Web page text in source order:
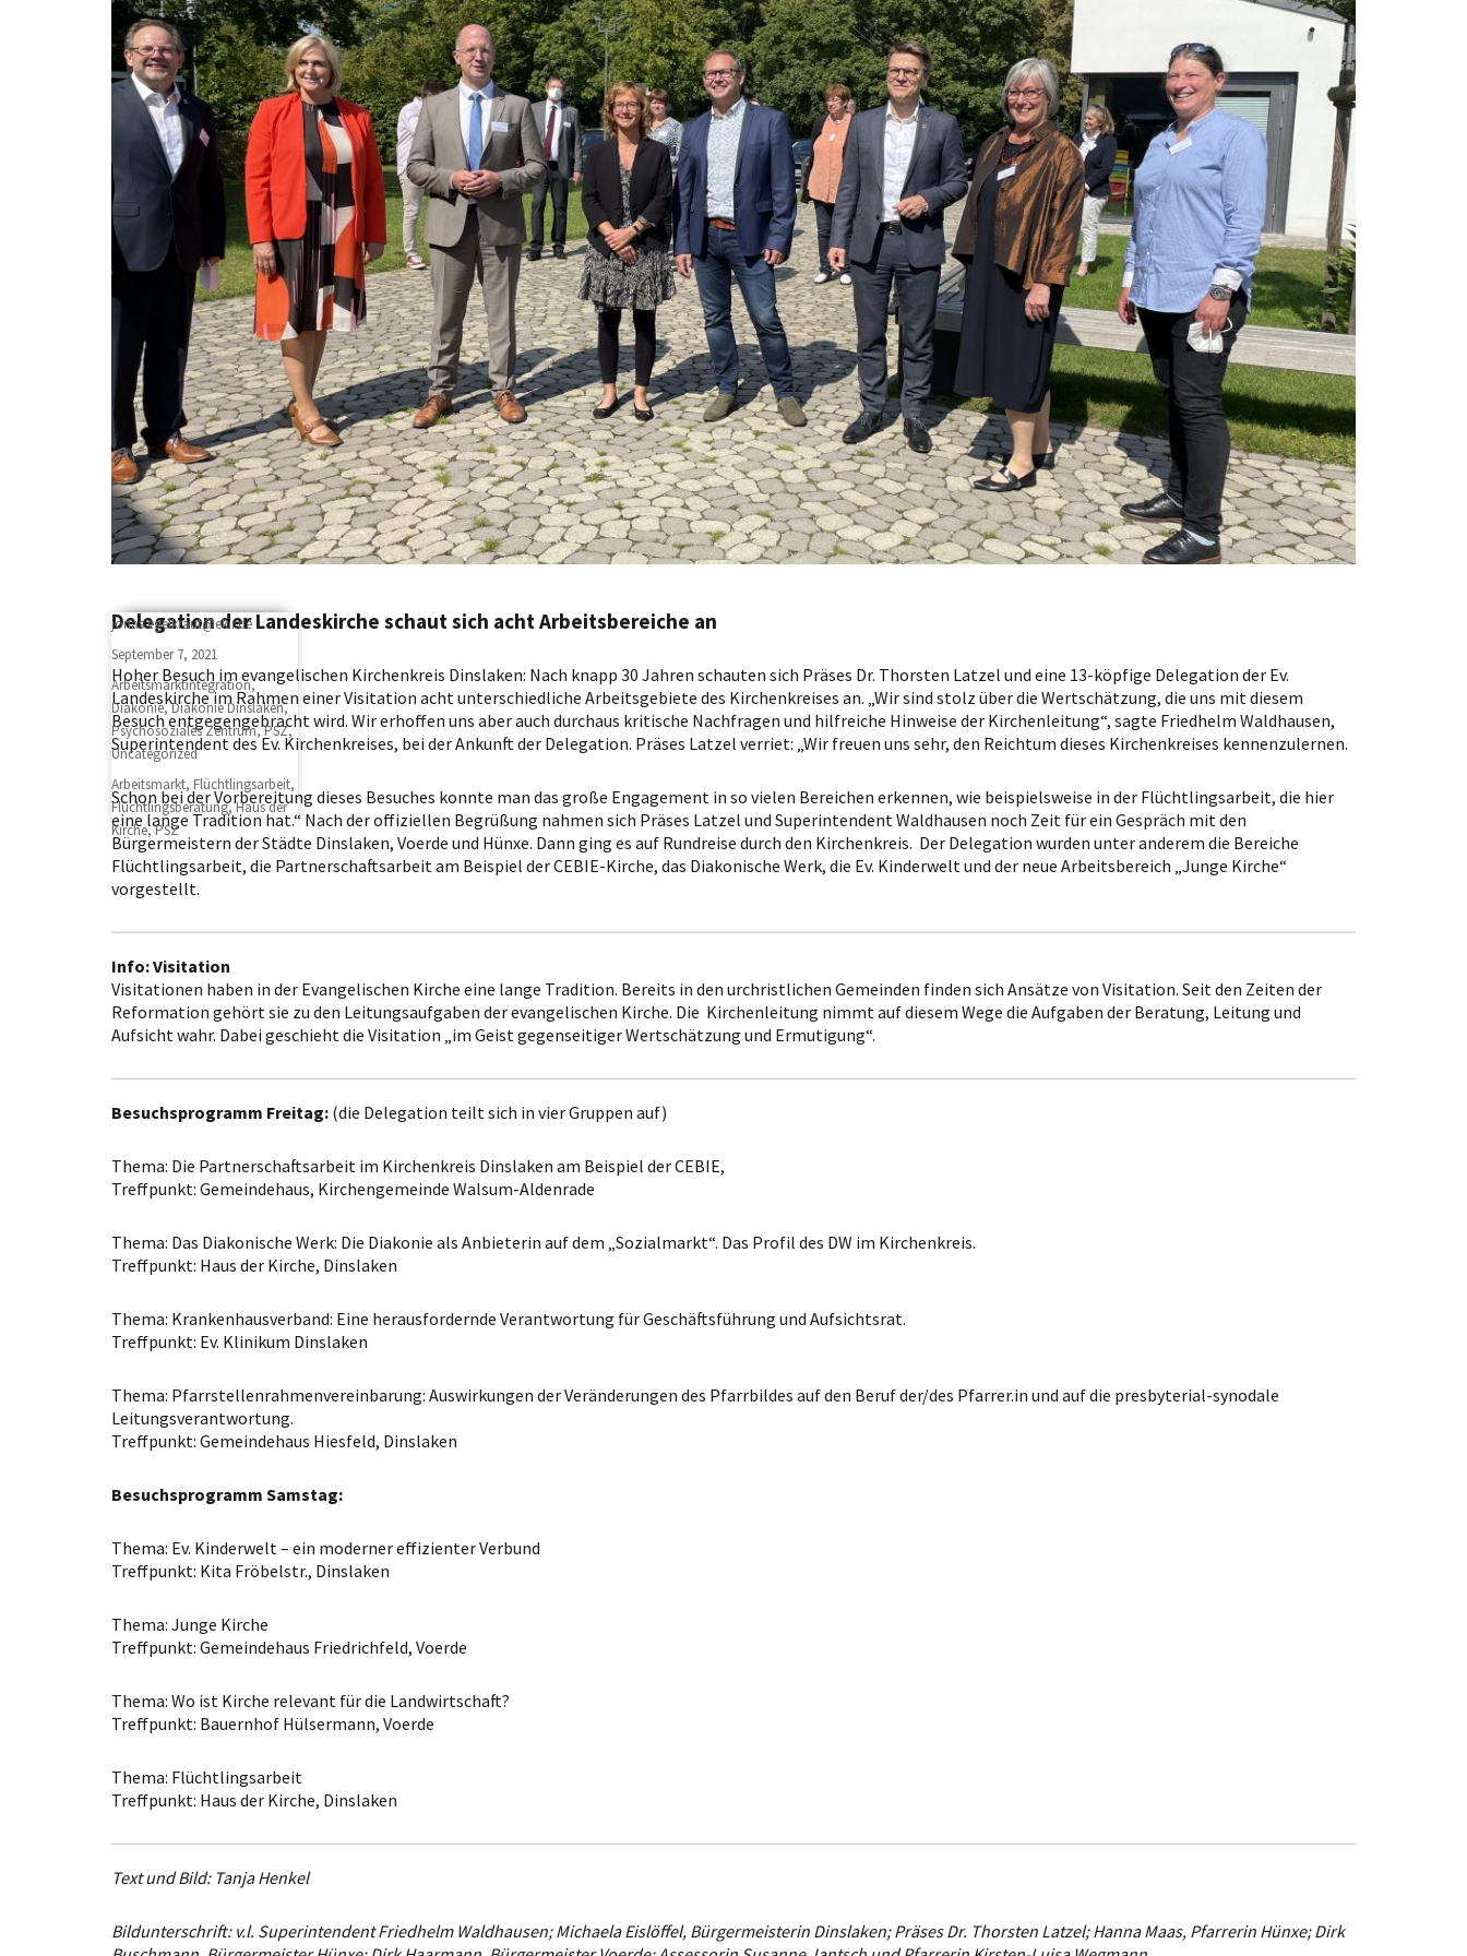
Delegation der Landeskirche schaut sich acht Arbeitsbereiche an
Hoher Besuch im evangelischen Kirchenkreis Dinslaken: Nach knapp 30 Jahren schauten sich Präses Dr. Thorsten Latzel und eine 13-köpfige Delegation der Ev.
Landeskirche im Rahmen einer Visitation acht unterschiedliche Arbeitsgebiete des Kirchenkreises an. „Wir sind stolz über die Wertschätzung, die uns mit diesem
Besuch entgegengebracht wird. Wir erhoffen uns aber auch durchaus kritische Nachfragen und hilfreiche Hinweise der Kirchenleitung“, sagte Friedhelm Waldhausen,
Superintendent des Ev. Kirchenkreises, bei der Ankunft der Delegation. Präses Latzel verriet: „Wir freuen uns sehr, den Reichtum dieses Kirchenkreises kennenzulernen.
Schon bei der Vorbereitung dieses Besuches konnte man das große Engagement in so vielen Bereichen erkennen, wie beispielsweise in der Flüchtlingsarbeit, die hier
eine lange Tradition hat.“ Nach der offiziellen Begrüßung nahmen sich Präses Latzel und Superintendent Waldhausen noch Zeit für ein Gespräch mit den
Bürgermeistern der Städte Dinslaken, Voerde und Hünxe. Dann ging es auf Rundreise durch den Kirchenkreis. Der Delegation wurden unter anderem die Bereiche
Flüchtlingsarbeit, die Partnerschaftsarbeit am Beispiel der CEBIE-Kirche, das Diakonische Werk, die Ev. Kinderwelt und der neue Arbeitsbereich „Junge Kirche“
vorgestellt.
Info: Visitation
Visitationen haben in der Evangelischen Kirche eine lange Tradition. Bereits in den urchristlichen Gemeinden finden sich Ansätze von Visitation. Seit den Zeiten der
Reformation gehört sie zu den Leitungsaufgaben der evangelischen Kirche. Die Kirchenleitung nimmt auf diesem Wege die Aufgaben der Beratung, Leitung und
Aufsicht wahr. Dabei geschieht die Visitation „im Geist gegenseitiger Wertschätzung und Ermutigung“.
Besuchsprogramm Freitag: (die Delegation teilt sich in vier Gruppen auf)
Thema: Die Partnerschaftsarbeit im Kirchenkreis Dinslaken am Beispiel der CEBIE,
Treffpunkt: Gemeindehaus, Kirchengemeinde Walsum-Aldenrade
Thema: Das Diakonische Werk: Die Diakonie als Anbieterin auf dem „Sozialmarkt“. Das Profil des DW im Kirchenkreis.
Treffpunkt: Haus der Kirche, Dinslaken
Thema: Krankenhausverband: Eine herausfordernde Verantwortung für Geschäftsführung und Aufsichtsrat.
Treffpunkt: Ev. Klinikum Dinslaken
Thema: Pfarrstellenrahmenvereinbarung: Auswirkungen der Veränderungen des Pfarrbildes auf den Beruf der/des Pfarrer.in und auf die presbyterial-synodale
Leitungsverantwortung.
Treffpunkt: Gemeindehaus Hiesfeld, Dinslaken
Besuchsprogramm Samstag:
Thema: Ev. Kinderwelt – ein moderner effizienter Verbund
Treffpunkt: Kita Fröbelstr., Dinslaken
Thema: Junge Kirche
Treffpunkt: Gemeindehaus Friedrichfeld, Voerde
Thema: Wo ist Kirche relevant für die Landwirtschaft?
Treffpunkt: Bauernhof Hülsermann, Voerde
Thema: Flüchtlingsarbeit
Treffpunkt: Haus der Kirche, Dinslaken
Text und Bild: Tanja Henkel
Bildunterschrift: v.l. Superintendent Friedhelm Waldhausen; Michaela Eislöffel, Bürgermeisterin Dinslaken; Präses Dr. Thorsten Latzel; Hanna Maas, Pfarrerin Hünxe; Dirk
Author
jonas.egelkraut@ekir.de
Posted
on
September 7, 2021
Categories
Arbeitsmarktintegration,
Diakonie,Diakonie Dinslaken,
Psychosoziales Zentrum,PSZ,
Uncategorized
Tags
Arbeitsmarkt, Flüchtlingsarbeit,
Flüchtlingsberatung,Haus der
Kirche,PSZ